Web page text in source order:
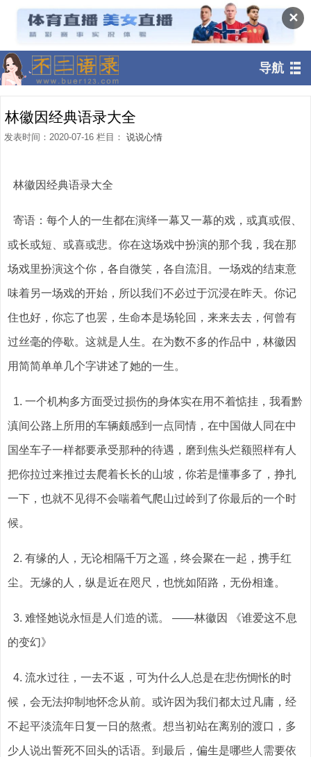
✕
导航
林徽因经典语录大全
发表时间：2020-07-16 栏目： 说说心情
林徽因经典语录大全
寄语：每个人的一生都在演绎一幕又一幕的戏，或真或假、
或长或短、或喜或悲。你在这场戏中扮演的那个我，我在那
场戏里扮演这个你，各自微笑，各自流泪。一场戏的结束意
味着另一场戏的开始，所以我们不必过于沉浸在昨天。你记
住也好，你忘了也罢，生命本是场轮回，来来去去，何曾有
过丝毫的停歇。这就是人生。在为数不多的作品中，林徽因
用简简单单几个字讲述了她的一生。
1. 一个机构多方面受过损伤的身体实在用不着惦挂，我看黔
滇间公路上所用的车辆颇感到一点同情，在中国做人同在中
国坐车子一样都要承受那种的待遇，磨到焦头烂额照样有人
把你拉过来推过去爬着长长的山坡，你若是懂事多了，挣扎
一下，也就不见得不会喘着气爬山过岭到了你最后的一个时
候。
2. 有缘的人，无论相隔千万之遥，终会聚在一起，携手红
尘。无缘的人，纵是近在咫尺，也恍如陌路，无份相逢。
3. 难怪她说永恒是人们造的谎。 ——林徽因 《谁爱这不息
的变幻》
4. 流水过往，一去不返，可为什么人总是在悲伤惆怅的时
候，会无法抑制地怀念从前。或许因为我们都太过凡庸，经
不起平淡流年日复一日的熬煮。想当初站在离别的渡口，多
少人说出誓死不回头的话语。到最后，偏生是哪些人需要依